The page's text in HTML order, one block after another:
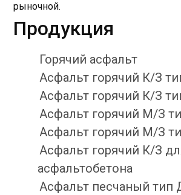
рыночной.
Продукция
Горячий асфальт
Асфальт горячий К/З
Асфальт горячий К/З
Асфальт горячий М/З
Асфальт горячий М/З
Асфальт горячий К/З
асфальтобетона
Асфальт песчаный тип